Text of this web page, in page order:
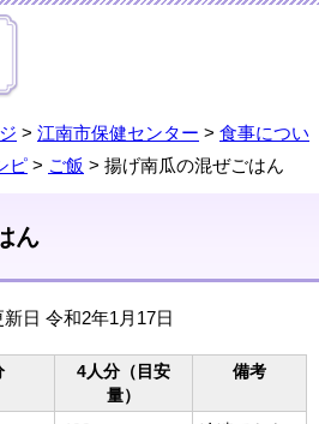
> 江南市保健センター > 食事につい
ピ > ご飯 > 揚げ南瓜の混ぜごはん
ん
日 令和2年1月17日
4人分（目安
量）
備考